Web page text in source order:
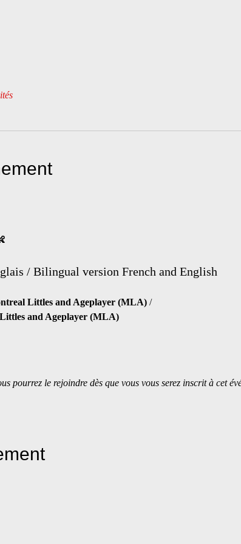
/ Bilingual version French and English
Littles and Ageplayer (MLA) /
and Ageplayer (MLA)
pourrez le rejoindre dès que vous vous serez inscrit à cet